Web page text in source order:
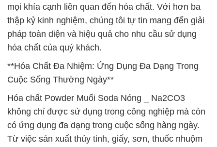
mọi khía cạnh liên quan đến hóa chất. Với hơn ba
thập kỷ kinh nghiệm, chúng tôi tự tin mang đến giải
pháp toàn diện và hiệu quả cho nhu cầu sử dụng
hóa chất của quý khách.
**Hóa Chất Đa Nhiệm: Ứng Dụng Đa Dạng Trong
Cuộc Sống Thường Ngày**
Hóa chất Powder Muối Soda Nóng _ Na2CO3
không chỉ được sử dụng trong công nghiệp mà còn
có ứng dụng đa dạng trong cuộc sống hàng ngày.
Từ việc sản xuất thủy tinh, giấy, sơn, thuốc nhuộm